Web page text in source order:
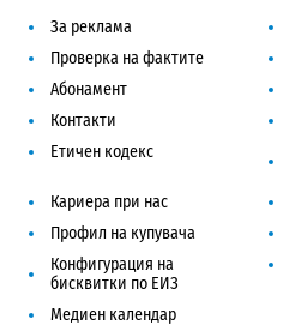
За реклама
Проверка на фактите
Абонамент
Контакти
Етичен кодекс
Кариера при нас
Профил на купувача
Конфигурация на
бисквитки по ЕИЗ
Медиен календар